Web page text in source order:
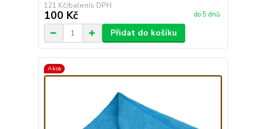
121 Kč/balení
100 Kč do 5 dnů
Přidat do košíku
Akce